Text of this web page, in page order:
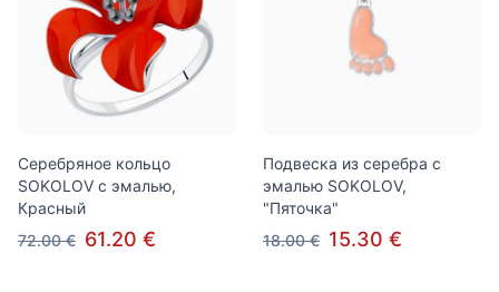
Серебряное кольцо
SOKOLOV с эмалью,
Красный
72.00 € 61.20 €
Подвеска из серебра с
эмалью SOKOLOV,
"Пяточка"
18.00 € 15.30 €